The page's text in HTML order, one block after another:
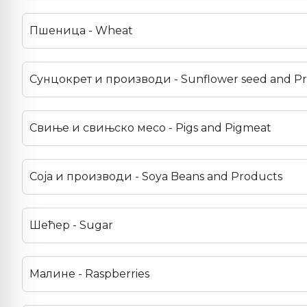
Пшеница - Wheat
Сунцокрет и производи - Sunflower seed and
Свиње и свињско месо - Pigs and Pigmeat
Соја и производи - Soya Beans and Products
Шећер - Sugar
Малине - Raspberries